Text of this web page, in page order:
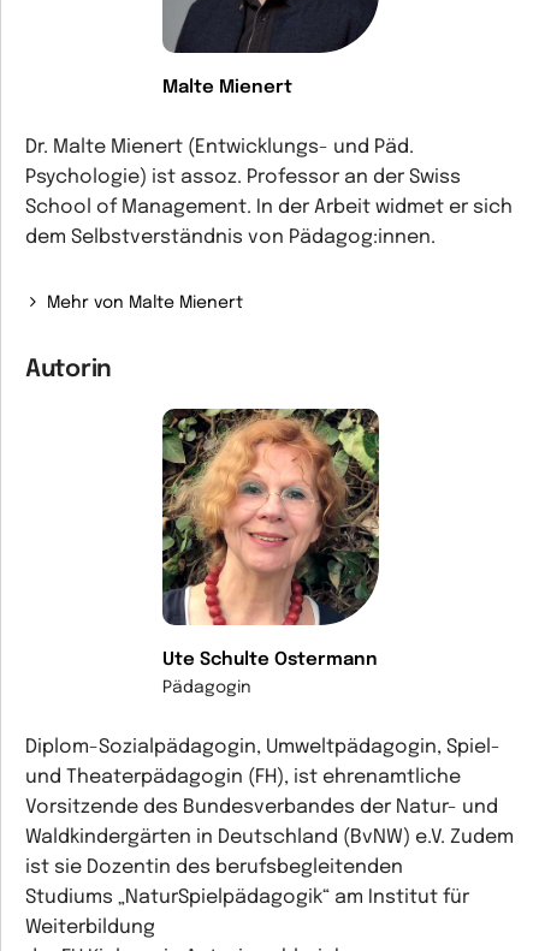
Malte Mienert
Dr. Malte Mienert (Entwicklungs- und Päd.
Psychologie) ist assoz. Professor an der Swiss
School of Management. In der Arbeit widmet er sich
dem Selbstverständnis von Pädagog:innen.
Mehr von Malte Mienert
Autorin
Ute Schulte Ostermann
Pädagogin
Diplom-Sozialpädagogin, Umweltpädagogin, Spiel-
und Theaterpädagogin (FH), ist ehrenamtliche
Vorsitzende des Bundesverbandes der Natur- und
Waldkindergärten in Deutschland (BvNW) e.V. Zudem
ist sie Dozentin des berufsbegleitenden
Studiums „NaturSpielpädagogik“ am Institut für
Weiterbildung